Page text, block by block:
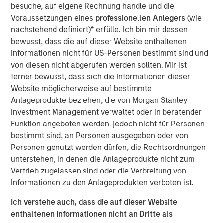
besuche, auf eigene Rechnung handle und die
Voraussetzungen eines professionellen Anlegers(wie
nachstehend definiert)* erfülle. Ich bin mir dessen
bewusst, dass die auf dieser Website enthaltenen
Informationen nicht für US-Personen bestimmt sind und
von diesen nicht abgerufen werden sollten. Mir ist
ferner bewusst, dass sich die Informationen dieser
Website möglicherweise auf bestimmte
Anlageprodukte beziehen, die von Morgan Stanley
Investment Management verwaltet oder in beratender
Funktion angeboten werden, jedoch nicht für Personen
bestimmt sind, an Personen ausgegeben oder von
Personen genutzt werden dürfen, die Rechtsordnungen
unterstehen, in denen die Anlageprodukte nicht zum
Vertrieb zugelassen sind oder die Verbreitung von
Informationen zu den Anlageprodukten verboten ist.
Ich verstehe auch, dass die auf dieser Website
enthaltenen Informationen nicht an Dritte als
appreciation for the growth potential of an industry
undergoing a significant transformation. Given Zenith’s
proven track record, innovative approach to business and
superior customer service, we proactively approached
and partnered with a management team who shared our
ambition to grow profits and market share significantly.”
During the investment period, there have been notable
changes in the business. These initiatives include
attracting seasoned executives in Zenith’s business
development and commercial functions, improving the
supply chain, investing in systems and infrastructure, and
developing an innovative securitization funding strategy.
James Howland, Managing Director and Operating
Partner of MSPE, commented “We have been very
focused on driving value creation and are delighted with
the way that the business developed during our
investment period. We are grateful to the management